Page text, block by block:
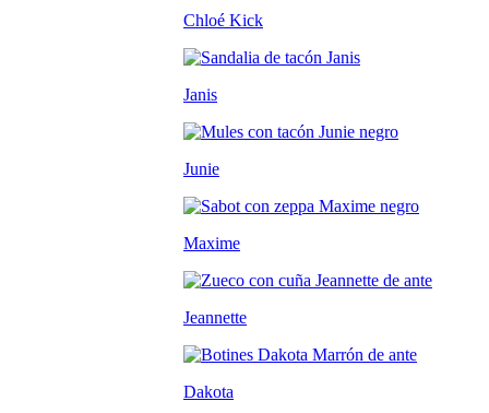
Chloé Kick
Janis
Junie
Maxime
Jeannette
Dakota